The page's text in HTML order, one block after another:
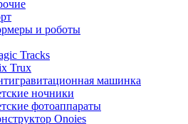
и роботы
Tracks
Trux
машинка
ночники
фотоаппараты
Onoies